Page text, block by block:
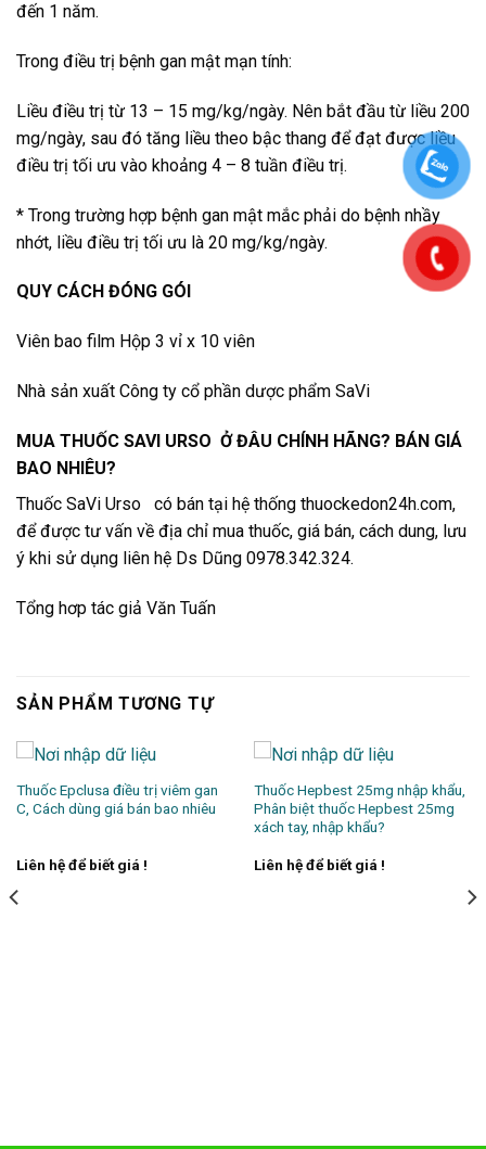
đến 1 năm.
Trong điều trị bệnh gan mật mạn tính:
Liều điều trị từ 13 – 15 mg/kg/ngày. Nên bắt đầu từ liều 200
mg/ngày, sau đó tăng liều theo bậc thang để đạt được liều
điều trị tối ưu vào khoảng 4 – 8 tuần điều trị.
* Trong trường hợp bệnh gan mật mắc phải do bệnh nhầy
nhớt, liều điều trị tối ưu là 20 mg/kg/ngày.
QUY CÁCH ĐÓNG GÓI
Viên bao film Hộp 3 vỉ x 10 viên
Nhà sản xuất Công ty cổ phần dược phẩm SaVi
MUA THUỐC SAVI URSO Ở ĐÂU CHÍNH HÃNG? BÁN GIÁ
BAO NHIÊU?
Thuốc SaVi Urso có bán tại hệ thống thuockedon24h.com,
để được tư vấn về địa chỉ mua thuốc, giá bán, cách dung, lưu
ý khi sử dụng liên hệ Ds Dũng 0978.342.324.
Tổng hơp tác giả Văn Tuấn
SẢN PHẨM TƯƠNG TỰ
Thuốc Epclusa điều trị viêm gan
C, Cách dùng giá bán bao nhiêu
Liên hệ để biết giá !
Thuốc Hepbest 25mg nhập khẩu,
Phân biệt thuốc Hepbest 25mg
xách tay, nhập khẩu?
Liên hệ để biết giá !